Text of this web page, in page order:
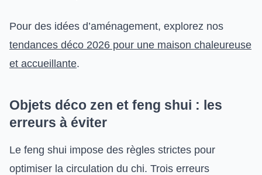
Pour des idées d’aménagement, explorez nos
tendances déco 2026 pour une maison chaleureuse
et accueillante.
Objets déco zen et feng shui : les
erreurs à éviter
Le feng shui impose des règles strictes pour
optimiser la circulation du chi. Trois erreurs